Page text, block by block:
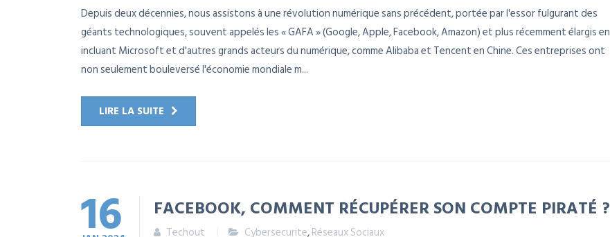
Depuis deux décennies, nous assistons à une révolution numérique sans précédent, portée par l'essor fulgurant des
géants technologiques, souvent appelés les « GAFA » (Google, Apple, Facebook, Amazon) et plus récemment élargis en
incluant Microsoft et d'autres grands acteurs du numérique, comme Alibaba et Tencent en Chine. Ces entreprises ont
non seulement bouleversé l'économie mondiale m...
LIRE LA SUITE
16 FACEBOOK, COMMENT RÉCUPÉRER SON COMPTE PIRATÉ ?
Techout Cybersecurite,Réseaux Sociaux